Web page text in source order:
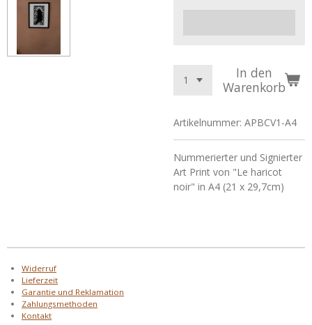
In den
Warenkorb
Artikelnummer: APBCV1-A4
Nummerierter und Signierter
Art Print von "Le haricot
noir" in A4 (21 x 29,7cm)
Widerruf
Lieferzeit
Garantie und Reklamation
Zahlungsmethoden
Kontakt